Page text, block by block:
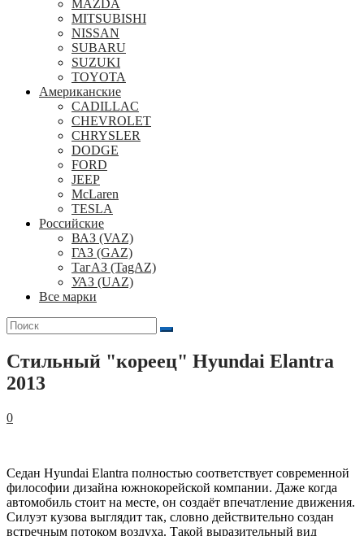
MAZDA
MITSUBISHI
NISSAN
SUBARU
SUZUKI
TOYOTA
Американские
CADILLAC
CHEVROLET
CHRYSLER
DODGE
FORD
JEEP
McLaren
TESLA
Российские
ВАЗ (VAZ)
ГАЗ (GAZ)
ТагАЗ (TagAZ)
УАЗ (UAZ)
Все марки
Поиск
для:
Стильный "кореец" Hyundai Elantra
2013
0
Седан Hyundai Elantra полностью соответствует современной
философии дизайна южнокорейской компании. Даже когда
автомобиль стоит на месте, он создаёт впечатление движения.
Силуэт кузова выглядит так, словно действительно создан
встречным потоком воздуха. Такой выразительный вид